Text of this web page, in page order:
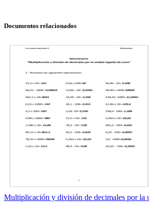
Documentos relacionados
Multiplicación y división de decimales por la